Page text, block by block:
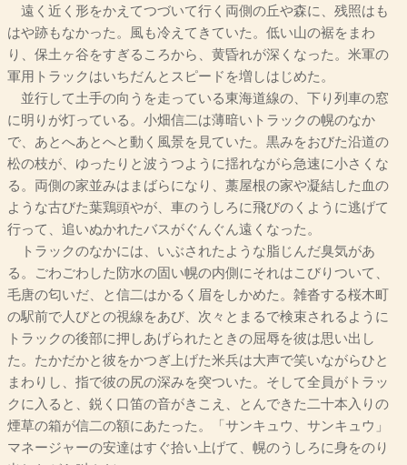
遠く近く形をかえてつづいて行く両側の丘や森に、残照はも
はや跡もなかった。風も冷えてきていた。低い山の裾をまわ
り、保土ヶ谷をすぎるころから、黄昏れが深くなった。米軍の
軍用トラックはいちだんとスピードを増しはじめた。
並行して土手の向うを走っている東海道線の、下り列車の窓
に明りが灯っている。小畑信二は薄暗いトラックの幌のなか
で、あとへあとへと動く風景を見ていた。黒みをおびた沿道の
松の枝が、ゆったりと波うつように揺れながら急速に小さくな
る。両側の家並みはまばらになり、藁屋根の家や凝結した血の
ような古びた葉鶏頭やが、車のうしろに飛びのくように逃げて
行って、追いぬかれたバスがぐんぐん遠くなった。
トラックのなかには、いぶされたような脂じんだ臭気があ
る。ごわごわした防水の固い幌の内側にそれはこびりついて、
毛唐の匂いだ、と信二はかるく眉をしかめた。雑沓する桜木町
の駅前で人びとの視線をあび、次々とまるで検束されるように
トラックの後部に押しあげられたときの屈辱を彼は思い出し
た。たかだかと彼をかつぎ上げた米兵は大声で笑いながらひと
まわりし、指で彼の尻の深みを突ついた。そして全員がトラッ
クに入ると、鋭く口笛の音がきこえ、とんできた二十本入りの
煙草の箱が信二の額にあたった。「サンキュウ、サンキュウ」
マネージャーの安達はすぐ拾い上げて、幌のうしろに身をのり